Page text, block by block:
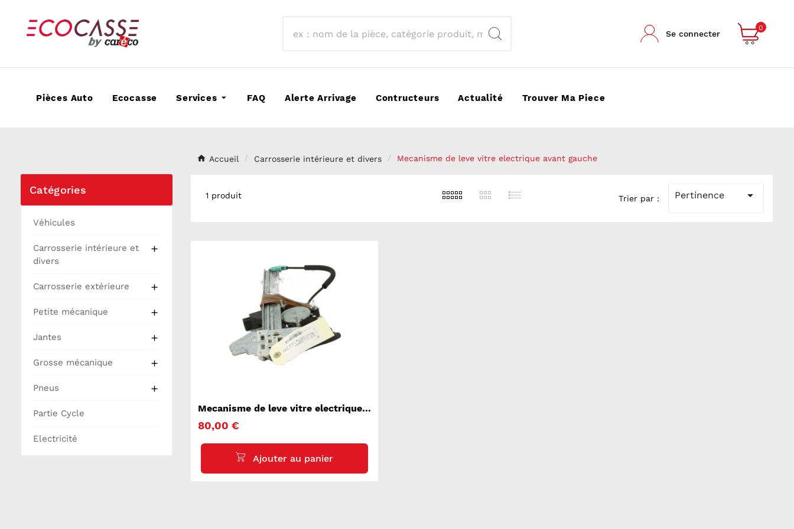
Se connecter
0
Pièces Auto Ecocasse Services FAQ Alerte Arrivage Contructeurs Actualité Trouver Ma Piece
Accueil Carrosserie intérieure et divers Mecanisme de leve vitre electrique avant gauche
Catégories
Véhicules
Carrosserie intérieure et
divers

Carrosserie extérieure 
Petite mécanique 
Jantes 
Grosse mécanique 
Pneus 
Partie Cycle
Electricité
1 produit Trier par : Pertinence 
Mecanisme de leve vitre electrique
80,00 €